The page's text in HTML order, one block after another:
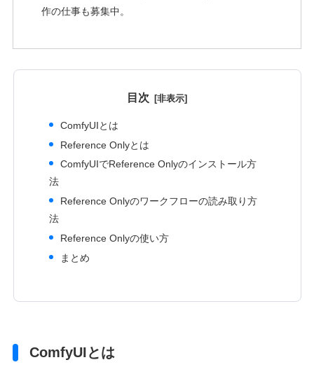
作の仕事も募集中。
目次
ComfyUIとは
Reference Onlyとは
ComfyUIでReference Onlyのインストール方
法
Reference Onlyのワークフローの読み取り方
法
Reference Onlyの使い方
まとめ
ComfyUIとは